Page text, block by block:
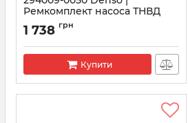
Ремкомплект насоса ТНВД
Артикул:
1 738 грн
Купити